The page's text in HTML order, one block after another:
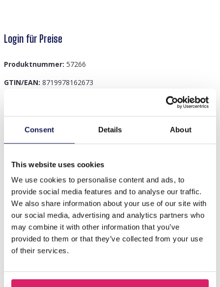
Consent Details About
This website uses cookies
We use cookies to personalise content and ads, to
provide social media features and to analyse our traffic.
We also share information about your use of our site with
our social media, advertising and analytics partners who
may combine it with other information that you’ve
provided to them or that they’ve collected from your use
of their services.
Login für Preise
Produktnummer: 57266
GTIN/EAN: 8719978162673
Andere kauften auch